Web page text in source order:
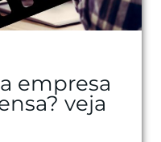
empresa
veja